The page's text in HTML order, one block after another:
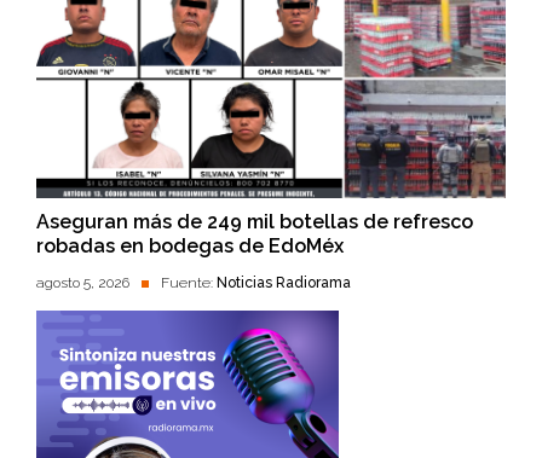
Aseguran más de 249 mil botellas de refresco
robadas en bodegas de EdoMéx
agosto 5, 2026 Fuente: Noticias Radiorama